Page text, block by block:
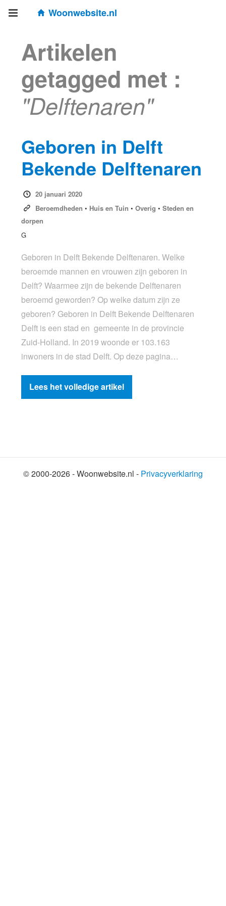
Woonwebsite.nl
Artikelen
getagged met :
"Delftenaren"
Geboren in Delft
Bekende Delftenaren
20 januari 2020
Beroemdheden • Huis en Tuin • Overig • Steden en
dorpen
G
Geboren in Delft Bekende Delftenaren. Welke
beroemde mannen en vrouwen zijn geboren in
Delft? Waarmee zijn de bekende Delftenaren
beroemd geworden? Op welke datum zijn ze
geboren? Geboren in Delft Bekende Delftenaren
Delft is een stad en gemeente in de provincie
Zuid-Holland. In 2019 woonde er 103.163
inwoners in de stad Delft. Op deze pagina…
Lees het volledige artikel
© 2000-2026 - Woonwebsite.nl - Privacyverklaring